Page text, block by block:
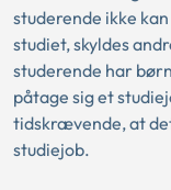
studerende ikke
studiet, skyldes
studerende har
påtage sig et
tidskrævende, at
studiejob.